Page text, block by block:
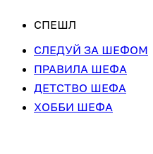
СПЕШЛ
СЛЕДУЙ ЗА ШЕФОМ
ПРАВИЛА ШЕФА
ДЕТСТВО ШЕФА
ХОББИ ШЕФА